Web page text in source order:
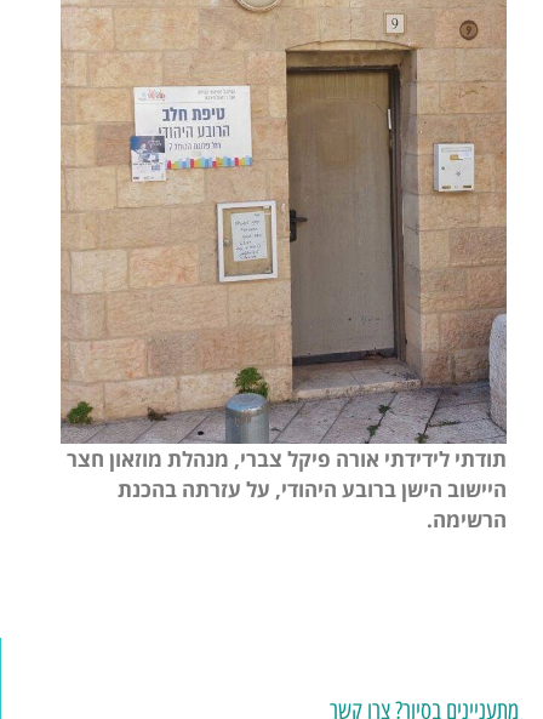
מתעניינים בסיור? צרו קשר
תודתי לידידתי אורה פיקל צברי, מנהלת מוזאון חצר
היישוב הישן ברובע היהודי, על עזרתה בהכנת
הרשימה.